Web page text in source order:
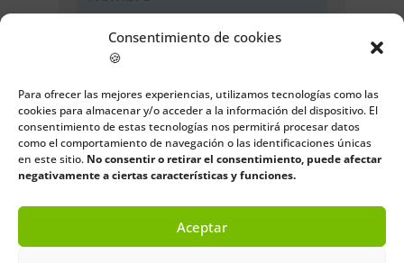
Consentimiento de cookies
🍪
Para ofrecer las mejores experiencias, utilizamos tecnologías como las
cookies para almacenar y/o acceder a la información del dispositivo. El
consentimiento de estas tecnologías nos permitirá procesar datos
como el comportamiento de navegación o las identificaciones únicas
en este sitio. No consentir o retirar el consentimiento, puede afectar
negativamente a ciertas características y funciones.
Aceptar
Guarda mi nombre, correo
electrónico y web en este navegador
Enviar comentario